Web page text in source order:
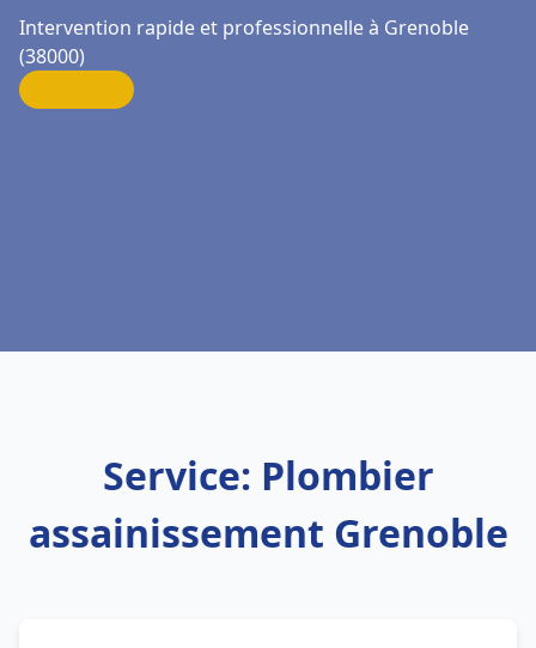
Intervention rapide et professionnelle à Grenoble
(38000)
Service: Plombier
assainissement Grenoble